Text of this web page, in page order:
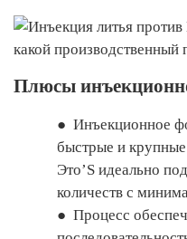
Плюсы
● Инъекционное
быстрые и
Это’S идеально
количеств с
● Процесс